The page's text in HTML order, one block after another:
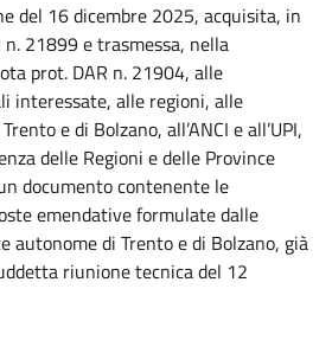
del 16 dicembre 2025, acquisita, in
21899 e trasmessa, nella
prot. DAR n. 21904, alle
interessate, alle regioni, alle
e di Bolzano, all’ANCI e all’UPI,
delle Regioni e delle Province
documento contenente le
emendative formulate dalle
autonome di Trento e di Bolzano, già
riunione tecnica del 12